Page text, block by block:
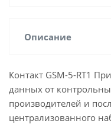
Описание
Контакт GSM-5-RT1
данных от
производителей и
централизованного